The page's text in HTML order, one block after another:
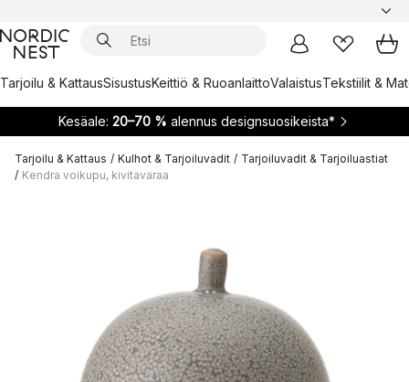
Tarjoilu & KattausSisustusKeittiö & RuoanlaittoValaistusTekstiilit &
Kesäale: 20–70 % alennus designsuosikeista*
Tarjoilu & Kattaus / Kulhot & Tarjoiluvadit / Tarjoiluvadit & Tarjoiluastiat
/ Kendra voikupu, kivitavaraa